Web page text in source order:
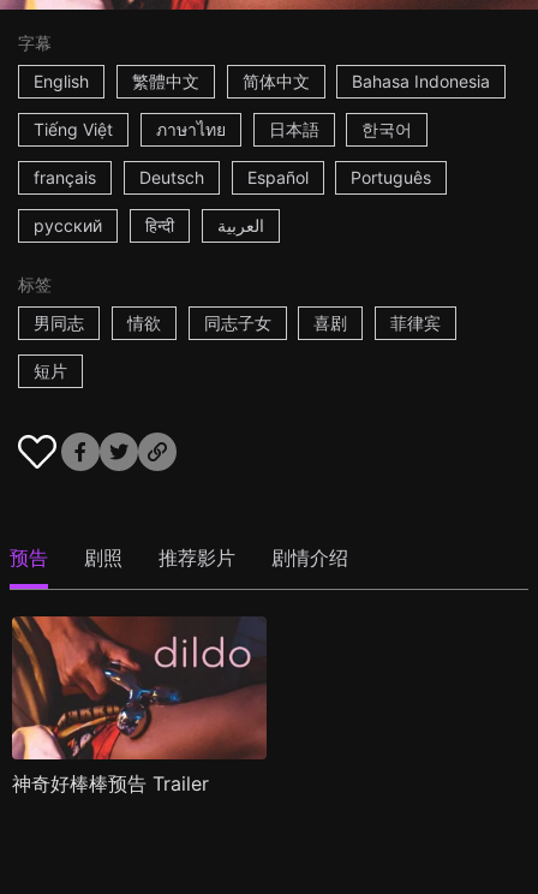
字幕
English
繁體中文 简体中文 Bahasa Indonesia
Tiếng Việt ภาษาไทย 日本語 한국어
français Deutsch Español Português
русский हिन्दी العربية
标签
男同志
情欲 同志子女 喜剧 菲律宾
短片
预告 剧照 推荐影片 剧情介绍
神奇好棒棒预告 Trailer